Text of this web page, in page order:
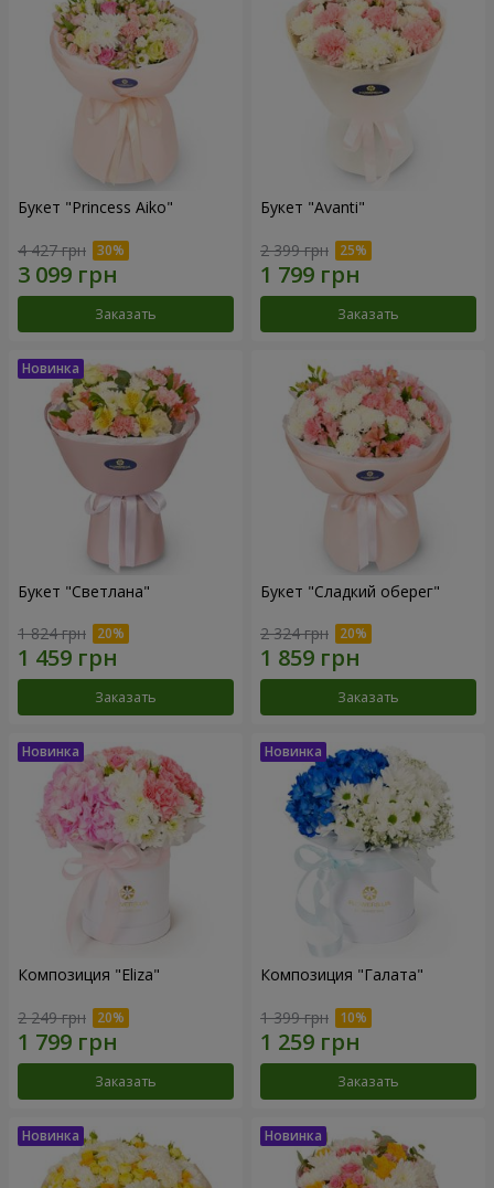
Букет "Princess Aiko"
4 427 грн
Заказать
Букет "Avanti"
2 399 грн
Заказать
Букет "Светлана"
1 824 грн
Заказать
Букет "Сладкий оберег"
2 324 грн
Заказать
Композиция "Eliza"
2 249 грн
Заказать
Композиция "Галата"
1 399 грн
Заказать